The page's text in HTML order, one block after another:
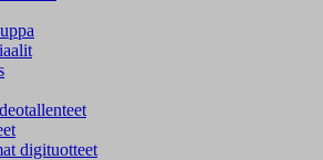
digituotteet